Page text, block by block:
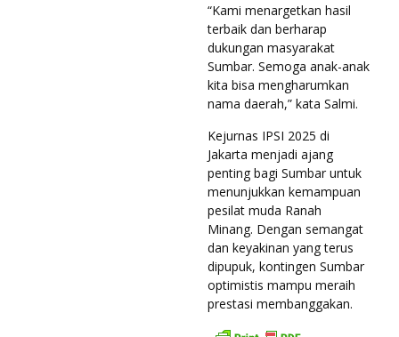
“Kami menargetkan hasil
terbaik dan berharap
dukungan masyarakat
Sumbar. Semoga anak-anak
kita bisa mengharumkan
nama daerah,” kata Salmi.
Kejurnas IPSI 2025 di
Jakarta menjadi ajang
penting bagi Sumbar untuk
menunjukkan kemampuan
pesilat muda Ranah
Minang. Dengan semangat
dan keyakinan yang terus
dipupuk, kontingen Sumbar
optimistis mampu meraih
prestasi membanggakan.